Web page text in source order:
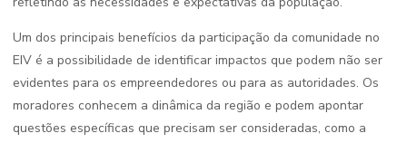
Um dos principais benefícios da participação da comunidade no
EIV é a possibilidade de identificar impactos que podem não ser
evidentes para os empreendedores ou para as autoridades. Os
moradores conhecem a dinâmica da região e podem apontar
questões específicas que precisam ser consideradas, como a